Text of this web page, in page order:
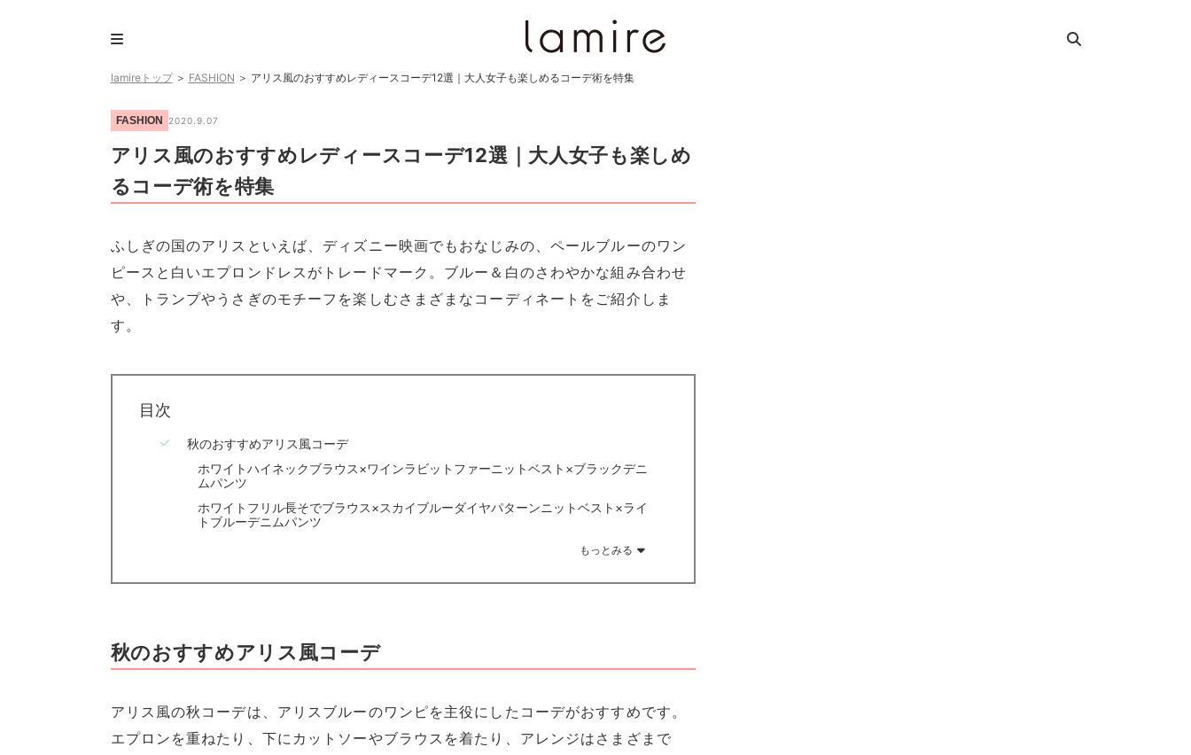
lamireトップ＞ FASHION ＞ アリス風のおすすめレディースコーデ12選｜大人女子も楽しめるコーデ術を特集
FASHION 2020.9.07
アリス風のおすすめレディースコーデ12選｜大人女子も楽しめ
るコーデ術を特集
ふしぎの国のアリスといえば、ディズニー映画でもおなじみの、ペールブルーのワン
ピースと白いエプロンドレスがトレードマーク。ブルー＆白のさわやかな組み合わせ
や、トランプやうさぎのモチーフを楽しむさまざまなコーディネートをご紹介しま
す。
目次
秋のおすすめアリス風コーデ
ホワイトハイネックブラウス×ワインラビットファーニットベスト×ブラックデニ
ムパンツ
ホワイトフリル長そでブラウス×スカイブルーダイヤパターンニットベスト×ライ
トブルーデニムパンツ
もっとみる
秋のおすすめアリス風コーデ
アリス風の秋コーデは、アリスブルーのワンピを主役にしたコーデがおすすめです。
エプロンを重ねたり、下にカットソーやブラウスを着たり、アレンジはさまざまで